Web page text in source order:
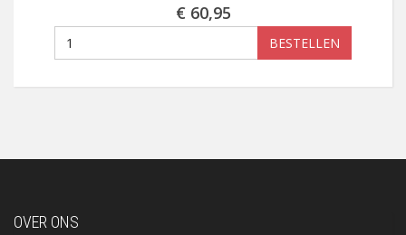
€ 60,95
BESTELLEN
OVER ONS